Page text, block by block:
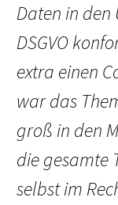
Daten in den
DSGVO
extra einen
war das
groß in den
die gesamte
selbst im